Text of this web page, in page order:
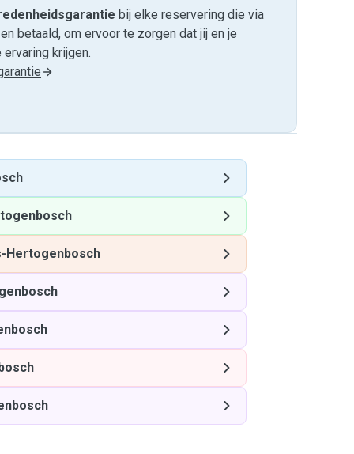
bij elke reservering die via
betaald, om ervoor te zorgen dat jij en je
krijgen.
Hertogenbosch